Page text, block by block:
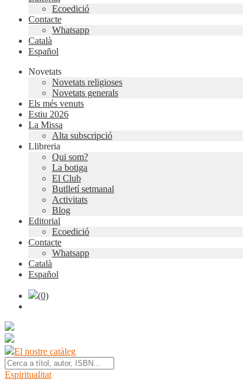
Ecoedició
Contacte
Whatsapp
Català
Español
Novetats
Novetats religioses
Novetats generals
Els més venuts
Estiu 2026
La Missa
Alta subscripció
Llibreria
Qui som?
La botiga
El Club
Butlletí setmanal
Activitats
Blog
Editorial
Ecoedició
Contacte
Whatsapp
Català
Español
(0)
El nostre catàleg
Espiritualitat